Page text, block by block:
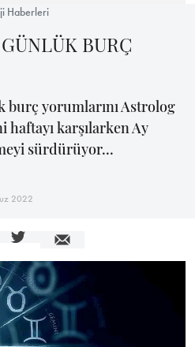
Haberleri
BURÇ
burç yorumlarını Astrolog
haftayı karşılarken Ay
sürdürüyor...
2022